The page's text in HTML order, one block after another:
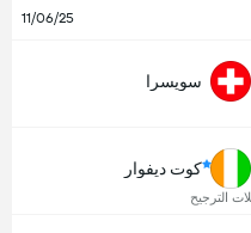
11/06/25
سويسرا
كوت ديفوار